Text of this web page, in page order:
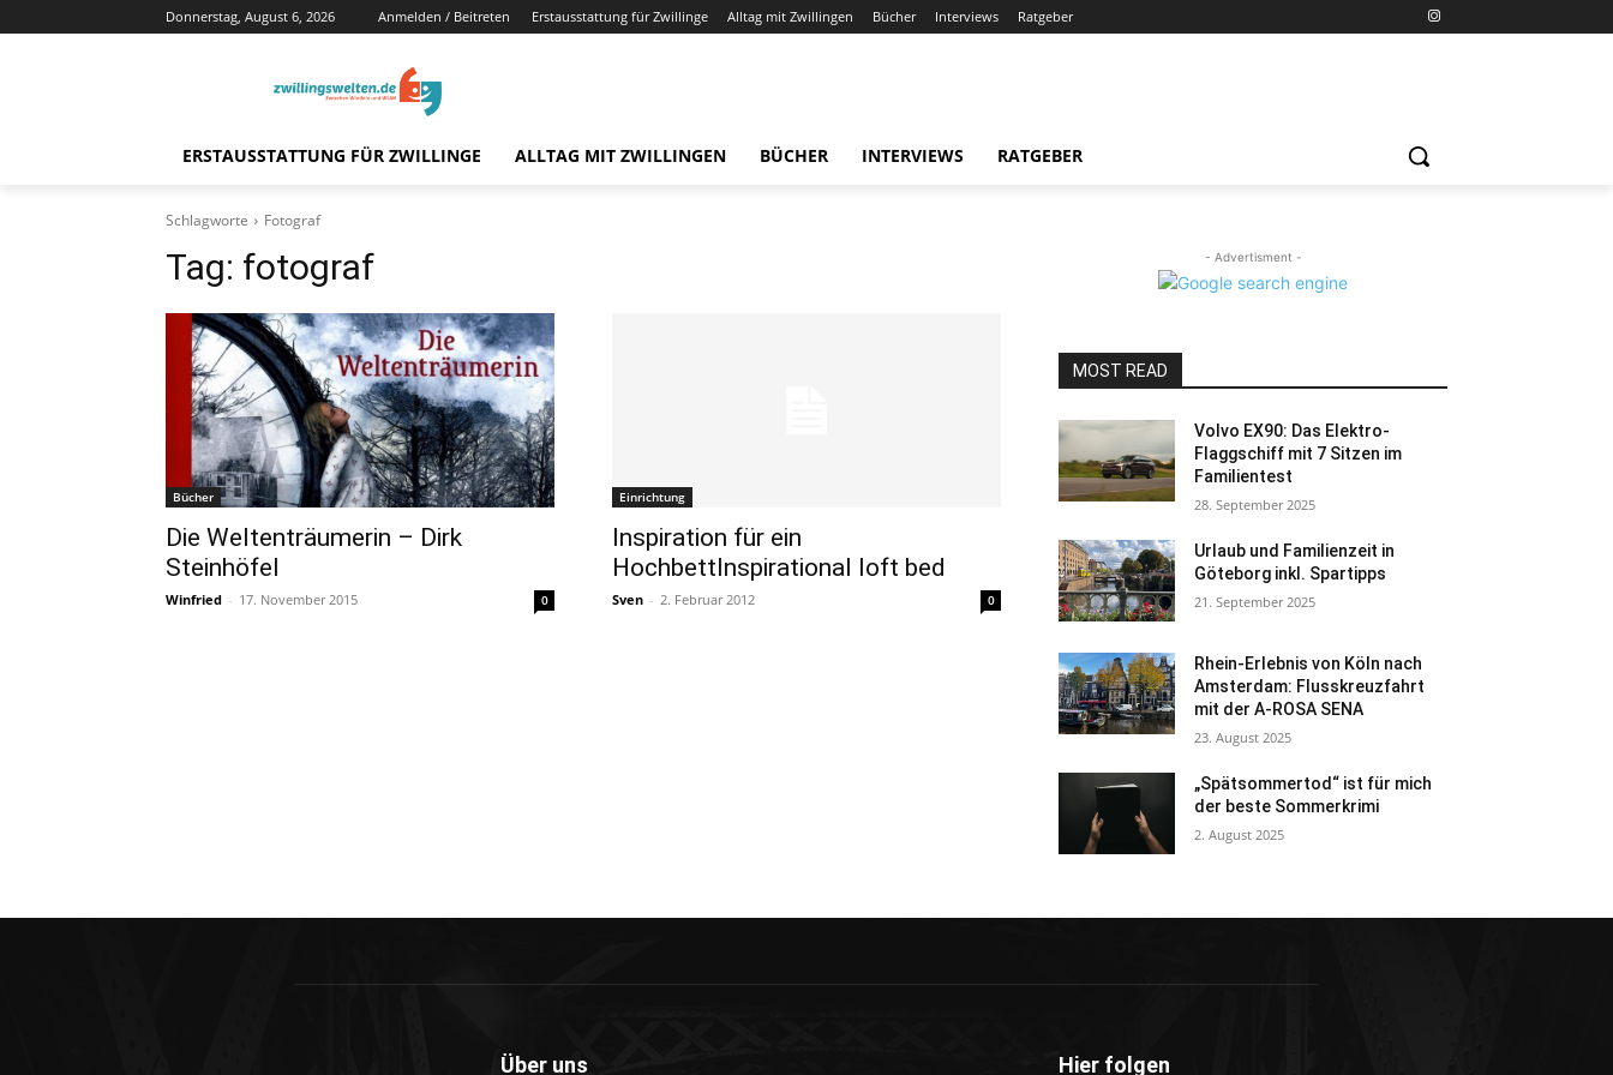
Donnerstag, August 6, 2026 Anmelden / Beitreten Erstausstattung für Zwillinge Alltag mit Zwillingen Bücher Interviews Ratgeber
ERSTAUSSTATTUNG FÜR ZWILLINGE ALLTAG MIT ZWILLINGEN BÜCHER INTERVIEWS RATGEBER
Schlagworte Fotograf
Tag: fotograf
Bücher
Die Weltenträumerin – Dirk
Steinhöfel
Winfried - 17. November 2015 0
Einrichtung
Inspiration für ein
HochbettInspirational loft bed
Sven - 2. Februar 2012 0
- Advertisment -
MOST READ
Volvo EX90: Das Elektro-
Flaggschiff mit 7 Sitzen im
Familientest
28. September 2025
Urlaub und Familienzeit in
Göteborg inkl. Spartipps
21. September 2025
Rhein-Erlebnis von Köln nach
Amsterdam: Flusskreuzfahrt
mit der A-ROSA SENA
23. August 2025
„Spätsommertod“ ist für mich
der beste Sommerkrimi
2. August 2025
Über uns Hier folgen